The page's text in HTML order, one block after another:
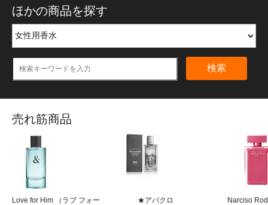
ほかの商品を探す
検索
売れ筋商品
Love for Him （ラブ フォー
★アバクロ
Narciso